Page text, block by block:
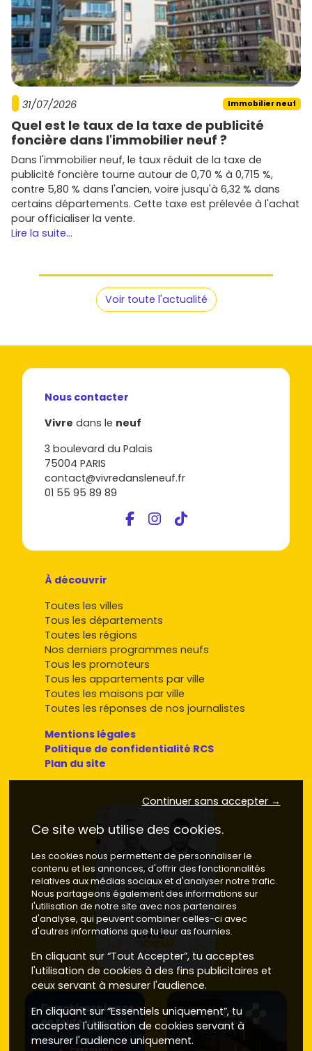
31/07/2026 Immobilier neuf
Quel est le taux de la taxe de publicité
foncière dans l'immobilier neuf ?
Dans l'immobilier neuf, le taux réduit de la taxe de
publicité foncière tourne autour de 0,70 % à 0,715 %,
contre 5,80 % dans l'ancien, voire jusqu'à 6,32 % dans
certains départements. Cette taxe est prélevée à l'achat
pour officialiser la vente.
Lire la suite...
Voir toute l'actualité
Nous contacter
Vivre dans le neuf
3 boulevard du Palais
75004 PARIS
contact@vivredansleneuf.fr
01 55 95 89 89
À découvrir
Toutes les villes
Tous les départements
Toutes les régions
Nos derniers programmes neufs
Tous les promoteurs
Tous les appartements par ville
Toutes les maisons par ville
Toutes les réponses de nos journalistes
Mentions légales
Politique de confidentialité RCS
Plan du site
Continuer sans accepter →
Ce site web utilise des cookies.
Les cookies nous permettent de personnaliser le
contenu et les annonces, d'offrir des fonctionnalités
relatives aux médias sociaux et d'analyser notre trafic.
Nous partageons également des informations sur
l'utilisation de notre site avec nos partenaires
d'analyse, qui peuvent combiner celles-ci avec
d'autres informations que tu leur as fournies.
En cliquant sur “Tout Accepter”, tu acceptes
l'utilisation de cookies à des fins publicitaires et
ceux servant à mesurer l'audience.
En cliquant sur “Essentiels uniquement”, tu
acceptes l'utilisation de cookies servant à
mesurer l'audience uniquement.